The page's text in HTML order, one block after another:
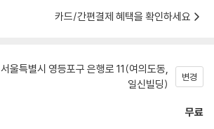
카드/간편결제 혜택을 확인하세요
서울특별시 영등포구 은행로 11(여의도동,
일신빌딩)
변경
무료